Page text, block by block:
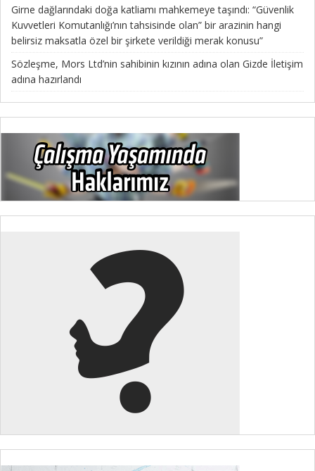
Girne dağlarındaki doğa katliamı mahkemeye taşındı: “Güvenlik
Kuvvetleri Komutanlığı’nın tahsisinde olan” bir arazinin hangi
belirsiz maksatla özel bir şirkete verildiği merak konusu”
Sözleşme, Mors Ltd’nin sahibinin kızının adına olan Gizde İletişim
adına hazırlandı